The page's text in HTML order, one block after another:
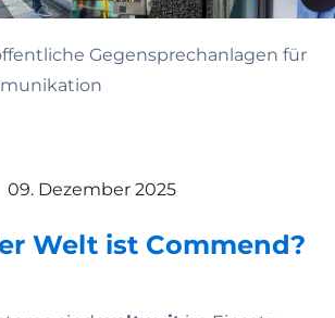
Gegensprechanlagen für
09. Dezember 2025
Welt ist Commend?